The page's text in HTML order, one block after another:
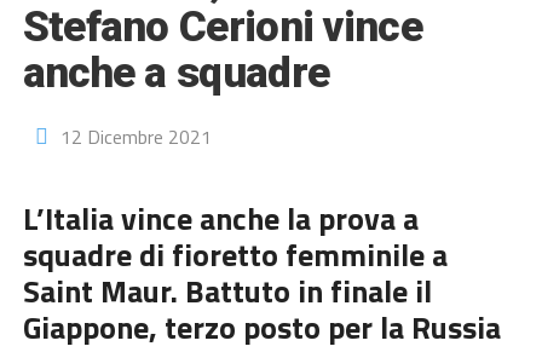
Stefano Cerioni vince
anche a squadre
12 Dicembre 2021
L’Italia vince anche la prova a
squadre di fioretto femminile a
Saint Maur. Battuto in finale il
Giappone, terzo posto per la Russia